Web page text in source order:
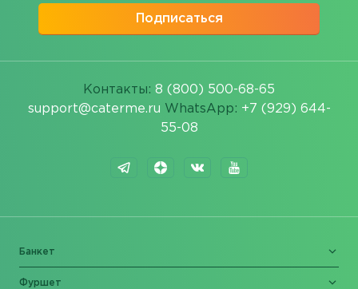
Подписаться
Контакты: 8 (800) 500-68-65
support@caterme.ru WhatsApp: +7 (929) 644-
55-08
Банкет
Фуршет